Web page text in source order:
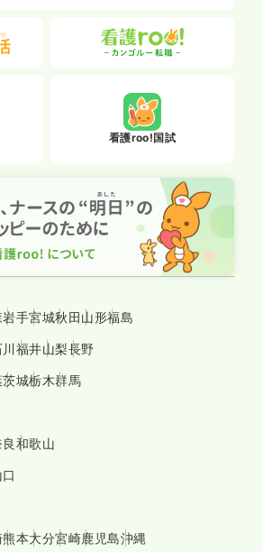
看護roo!国試
岩手宮城秋田山形福島
福井山梨長野
茨城栃木群馬
和歌山
熊本大分宮崎鹿児島沖縄